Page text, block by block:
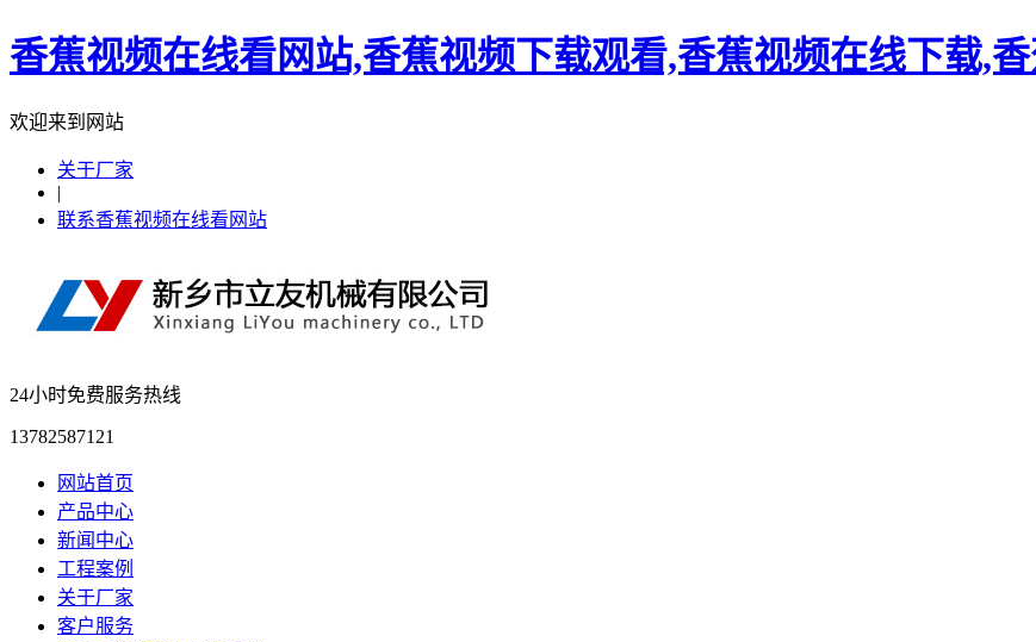
香蕉视频在线看网站,香蕉视频下载观看,香蕉视频在线下载,
欢迎来到网站
关于厂家
|
联系香蕉视频在线看网站
24小时免费服务热线
13782587121
网站首页
产品中心
新闻中心
工程案例
关于厂家
客户服务